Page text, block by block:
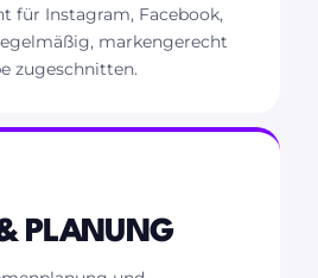
für Instagram, Facebook,
markengerecht
zugeschnitten.
PLANUNG